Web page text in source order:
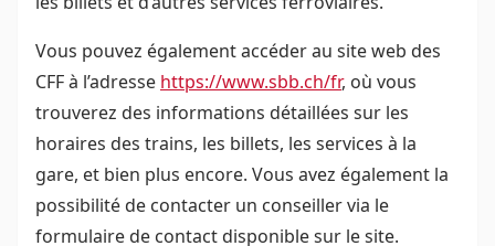
Vous pouvez également accéder au site web des
CFF à l’adresse https://www.sbb.ch/fr, où vous
trouverez des informations détaillées sur les
horaires des trains, les billets, les services à la
gare, et bien plus encore. Vous avez également la
possibilité de contacter un conseiller via le
formulaire de contact disponible sur le site.